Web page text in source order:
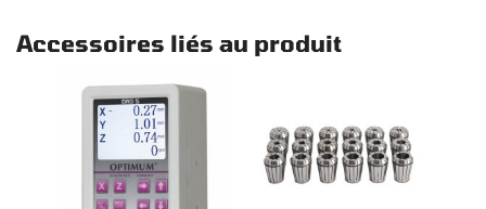
Accessoires liés au produit